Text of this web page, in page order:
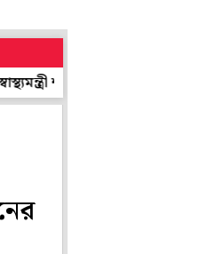
শারদ্বত